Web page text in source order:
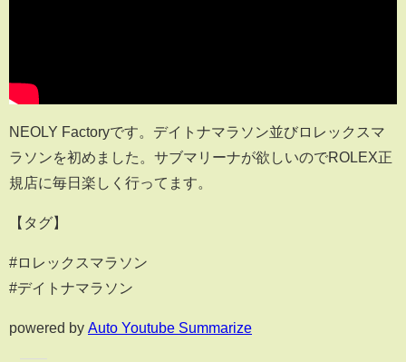
NEOLY Factoryです。デイトナマラソン並びロレックスマ
ラソンを初めました。サブマリーナが欲しいのでROLEX正
規店に毎日楽しく行ってます。
【タグ】
#ロレックスマラソン
#デイトナマラソン
powered by Auto Youtube Summarize